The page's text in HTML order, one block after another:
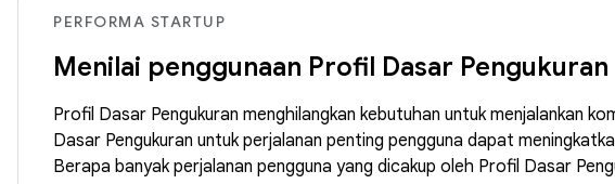
PERFORMA STARTUP
Menilai penggunaan Profil Dasar
Profil Dasar Pengukuran menghilangkan kebutuhan untuk menjalankan
Dasar Pengukuran untuk perjalanan penting pengguna dapat
Berapa banyak perjalanan pengguna yang dicakup oleh Profil Dasar